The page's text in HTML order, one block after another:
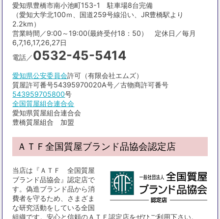
愛知県豊橋市南小池町153-1 駐車場8台完備
（愛知大学北100ｍ、国道259号線沿い、JR豊橋駅より
2.2km）
営業時間／9:00～19:00(最終受付18：50） 定休日／毎月
6,7,16,17,26,27日
電話／0532-45-5414
愛知県公安委員会許可（有限会社エムズ）
質屋許可番号54395970020A号／古物商許可番号
543959705800号
全国質屋組合連合会
愛知県質屋組合連合会
豊橋質屋組合 加盟
ＡＴＦ全国質屋ブランド品協会認定店
当店は『ＡＴＦ 全国質屋
ブランド品協会』認定店で
す。偽造ブランド品から消
費者を守るため、さまざま
な研究活動をしている全国
組織です。安心と信頼のＡＴＦ認定店をぜひご利用下さい。